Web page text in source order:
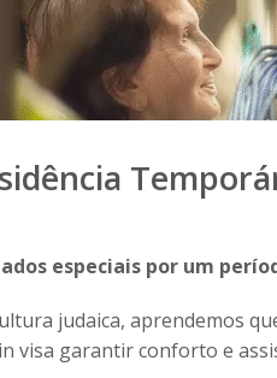
especiais por um
judaica, aprendemos
visa garantir conforto e